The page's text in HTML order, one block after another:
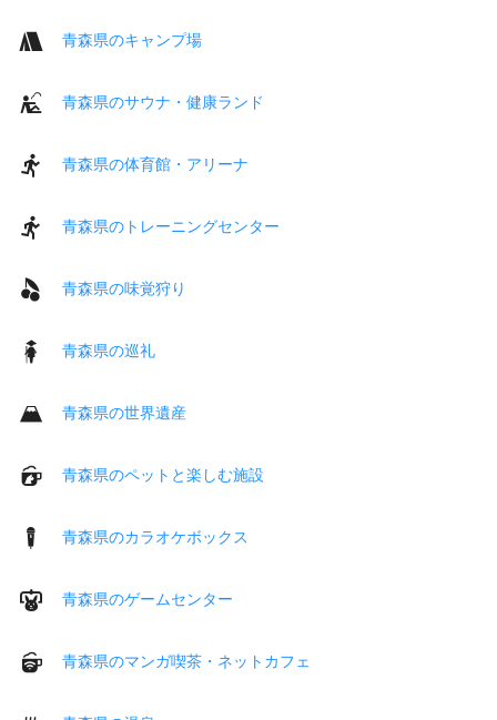
青森県のキャンプ場
青森県のサウナ・健康ランド
青森県の体育館・アリーナ
青森県のトレーニングセンター
青森県の味覚狩り
青森県の巡礼
青森県の世界遺産
青森県のペットと楽しむ施設
青森県のカラオケボックス
青森県のゲームセンター
青森県のマンガ喫茶・ネットカフェ